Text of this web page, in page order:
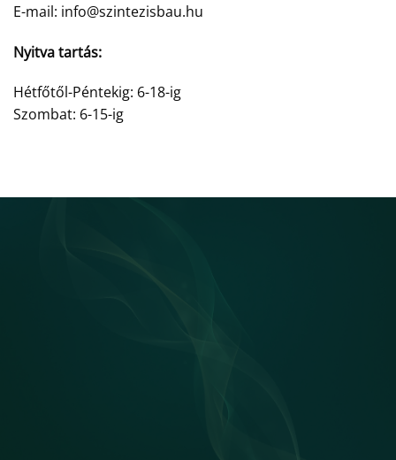
E-mail: info@szintezisbau.hu
Nyitva tartás:
Hétfőtől-Péntekig: 6-18-ig
Szombat: 6-15-ig